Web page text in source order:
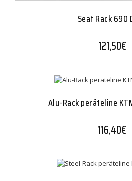
Seat Rack 690
121,50€
Alu-Rack peräteline
116,40€